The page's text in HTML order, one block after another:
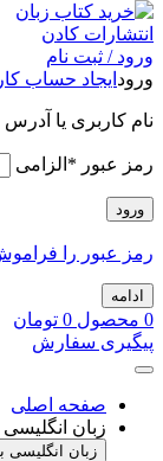
ورود / ثبت نام
ورود ایجاد حساب
نام کاربری یا آدرس
رمز عبور * الزامی
ورود
رمز عبور را
ادامه
0 محصول 0 تومان
پیگیری سفارش
صفحه اصلی
زبان انگلیسی
زبان انگلیسی